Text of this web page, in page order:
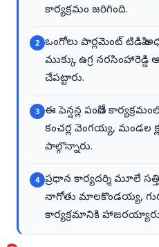
కార్యక్రమం జరిగింది.
2 ఒంగోలు పార్లమెంట్ టిడిపి
ముక్కు ఉగ్ర
చేపట్టారు.
3 ఈ పెన్షన్ల పంపిణీ
కంచర్ల వెంగయ్య, మండల
పాల్గొన్నారు.
4 ప్రధాన కార్యదర్శి మూలే
నాగోతు మాలకొండయ్య,
కార్యక్రమానికి